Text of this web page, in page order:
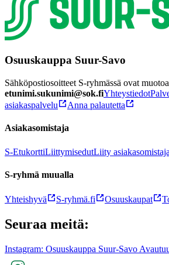
Osuuskauppa Suur-Savo
Sähköpostiosoitteet S-ryhmässä ovat muotoa
etunimi.sukunimi@sok.fiYhteystiedot
asiakaspalvelu
Anna palautetta
Asiakasomistaja
S-EtukorttiLiittymisedutLiity
S-ryhmä muualla
Yhteishyvä S-ryhmä.fi Osuuskaupat
Seuraa meitä:
Instagram: Osuuskauppa Suur-Savo